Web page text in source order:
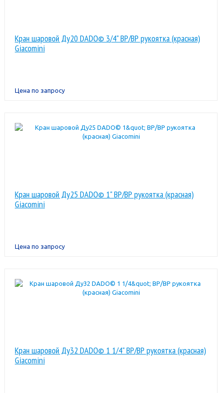
Кран шаровой Ду20 DADO© 3/4" ВР/ВР рукоятка (красная)
Giacomini
Цена по запросу
Кран шаровой Ду25 DADO© 1" ВР/ВР рукоятка (красная)
Giacomini
Цена по запросу
Кран шаровой Ду32 DADO© 1 1/4" ВР/ВР рукоятка (красная)
Giacomini